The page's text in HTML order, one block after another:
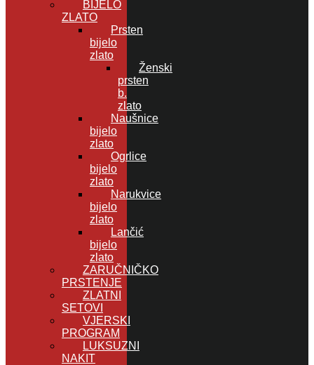
BIJELO
ZLATO
Prsten
bijelo
zlato
Ženski
prsten
b.
zlato
Naušnice
bijelo
zlato
Ogrlice
bijelo
zlato
Narukvice
bijelo
zlato
Lančić
bijelo
zlato
ZARUČNIČKO
PRSTENJE
ZLATNI
SETOVI
VJERSKI
PROGRAM
LUKSUZNI
NAKIT